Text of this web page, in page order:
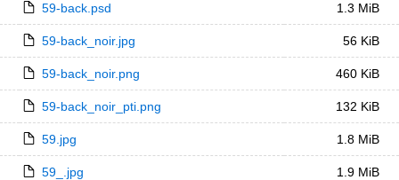
59-back.psd 1.3 MiB
59-back_noir.jpg 56 KiB
59-back_noir.png 460 KiB
59-back_noir_pti.png 132 KiB
59.jpg 1.8 MiB
59_.jpg 1.9 MiB